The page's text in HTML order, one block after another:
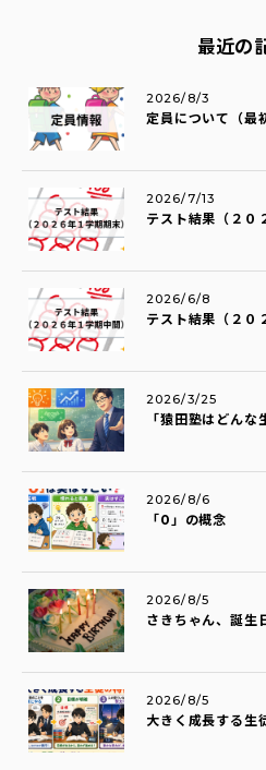
最近の
定員について（最
2026/8/3
テスト結果（２０
2026/7/13
テスト結果（２０
2026/6/8
「猿田塾はどん
2026/3/25
「0」の概念
2026/8/6
さきちゃん、誕生
2026/8/5
大きく成長する生
2026/8/5